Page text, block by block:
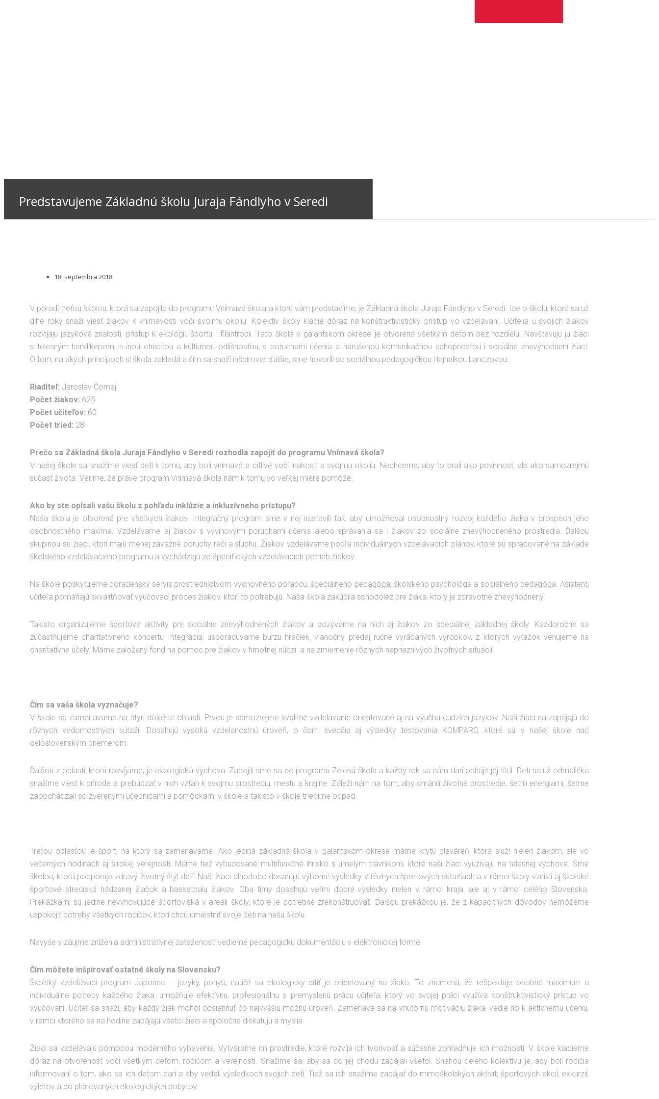
Predstavujeme Základnú školu Juraja Fándlyho v Seredi
18. septembra 2018
V poradí treťou školou, ktorá sa zapojila do programu Vnímavá škola a ktorú vám predstavíme, je Základná škola Juraja Fándlyho v Seredi. Ide o školu, ktorá sa už
dlhé roky snaží viesť žiakov k vnímavosti voči svojmu okoliu. Kolektív školy kladie dôraz na konštruktivistický prístup vo vzdelávaní. Učitelia u svojich žiakov
rozvíjajú jazykové znalosti, prístup k ekológii, športu i filantropii. Táto škola v galantskom okrese je otvorená všetkým deťom bez rozdielu. Navštevujú ju žiaci
s telesným hendikepom, s inou etnicitou a kultúrnou odlišnosťou, s poruchami učenia a narušenou komunikačnou schopnosťou i sociálne znevýhodnení žiaci.
O tom, na akých princípoch si škola zakladá a čím sa snaží inšpirovať ďalšie, sme hovorili so sociálnou pedagogičkou Hajnalkou Lanczovou.
Riaditeľ: Jaroslav Čomaj
Počet žiakov: 625
Počet učiteľov: 60
Počet tried: 28
Prečo sa Základná škola Juraja Fándlyho v Seredi rozhodla zapojiť do programu Vnímavá škola?
V našej škole sa snažíme viesť deti k tomu, aby boli vnímavé a citlivé voči inakosti a svojmu okoliu. Nechceme, aby to brali ako povinnosť, ale ako samozrejmú
súčasť života. Veríme, že práve program Vnímavá škola nám k tomu vo veľkej miere pomôže.
Ako by ste opísali vašu školu z pohľadu inklúzie a inkluzívneho prístupu?
Naša škola je otvorená pre všetkých žiakov. Integračný program sme v nej nastavili tak, aby umožňoval osobnostný rozvoj každého žiaka v prospech jeho
osobnostného maxima. Vzdelávame aj žiakov s vývinovými poruchami učenia alebo správania sa i žiakov zo sociálne znevýhodneného prostredia. Ďalšou
skupinou sú žiaci, ktorí majú menej závažné poruchy reči a sluchu. Žiakov vzdelávame podľa individuálnych vzdelávacích plánov, ktoré sú spracované na základe
školského vzdelávacieho programu a vychádzajú zo špecifických vzdelávacích potrieb žiakov.
Na škole poskytujeme poradenský servis prostredníctvom výchovného poradcu, špeciálneho pedagóga, školského psychológa a sociálneho pedagóga. Asistenti
učiteľa pomáhajú skvalitňovať vyučovací proces žiakov, ktorí to potrebujú. Naša škola zakúpila schodolez pre žiaka, ktorý je zdravotne znevýhodnený.
Takisto organizujeme športové aktivity pre sociálne znevýhodnených žiakov a pozývame na nich aj žiakov zo špeciálnej základnej školy. Každoročne sa
zúčastňujeme charitatívneho koncertu Integrácia, usporadúvame burzu hračiek, vianočný predaj ručne vyrábaných výrobkov, z ktorých výťažok venujeme na
charitatívne účely. Máme založený fond na pomoc pre žiakov v hmotnej núdzi a na zmiernenie rôznych nepriaznivých životných situácií.
Čím sa vaša škola vyznačuje?
V škole sa zameriavame na štyri dôležité oblasti. Prvou je samozrejme kvalitné vzdelávanie orientované aj na výučbu cudzích jazykov. Naši žiaci sa zapájajú do
rôznych vedomostných súťaží. Dosahujú vysokú vzdelanostnú úroveň, o čom svedčia aj výsledky testovania KOMPARO, ktoré sú v našej škole nad
celoslovenským priemerom.
Ďalšou z oblastí, ktorú rozvíjame, je ekologická výchova. Zapojili sme sa do programu Zelená škola a každý rok sa nám darí obhájiť jej titul. Deti sa už odmalička
snažíme viesť k prírode a prebúdzať v nich vzťah k svojmu prostrediu, mestu a krajine. Záleží nám na tom, aby chránili životné prostredie, šetrili energiami, šetrne
zaobchádzali so zverenými učebnicami a pomôckami v škole a takisto v škole triedime odpad.
Treťou oblasťou je šport, na ktorý sa zameriavame. Ako jediná základná škola v galantskom okrese máme krytú plaváreň, ktorá slúži nielen žiakom, ale vo
večerných hodinách aj širokej verejnosti. Máme tiež vybudované multifunkčné ihrisko s umelým trávnikom, ktoré naši žiaci využívajú na telesnej výchove. Sme
školou, ktorá podporuje zdravý životný štýl detí. Naši žiaci dlhodobo dosahujú výborné výsledky v rôznych športových súťažiach a v rámci školy vznikli aj školské
športové strediská hádzanej žiačok a basketbalu žiakov. Oba tímy dosahujú veľmi dobré výsledky nielen v rámci kraja, ale aj v rámci celého Slovenska.
Prekážkami sú jedine nevyhovujúce športoviská v areáli školy, ktoré je potrebné zrekonštruovať. Ďalšou prekážkou je, že z kapacitných dôvodov nemôžeme
uspokojiť potreby všetkých rodičov, ktorí chcú umiestniť svoje deti na našu školu.
Navyše v záujme zníženia administratívnej zaťaženosti vedieme pedagogickú dokumentáciu v elektronickej forme.
Čím môžete inšpirovať ostatné školy na Slovensku?
Školský vzdelávací program Japonec – jazyky, pohyb, naučiť sa ekologicky cítiť je orientovaný na žiaka. To znamená, že rešpektuje osobné maximum a
individuálne potreby každého žiaka, umožňuje efektívnu, profesionálnu a premyslenú prácu učiteľa, ktorý vo svojej práci využíva konštruktivistický prístup vo
vyučovaní. Učiteľ sa snaží, aby každý žiak mohol dosiahnuť čo najvyššiu možnú úroveň. Zameriava sa na vnútornú motiváciu žiaka, vedie ho k aktívnemu učeniu,
v rámci ktorého sa na hodine zapájajú všetci žiaci a spoločne diskutujú a myslia.
Žiaci sa vzdelávajú pomocou moderného vybavenia. Vytvárame im prostredie, ktoré rozvíja ich tvorivosť a súčasne zohľadňuje ich možnosti. V škole kladieme
dôraz na otvorenosť voči všetkým deťom, rodičom a verejnosti. Snažíme sa, aby sa do jej chodu zapájali všetci. Snahou celého kolektívu je, aby boli rodičia
informovaní o tom, ako sa ich deťom darí a aby vedeli výsledkoch svojich detí. Tiež sa ich snažíme zapájať do mimoškolských aktivít, športových akcií, exkurzií,
výletov a do plánovaných ekologických pobytov.